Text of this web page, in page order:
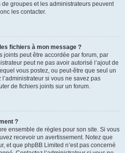
groupes et les administrateurs peuvent
les contacter.
fichiers à mon message ?
joints peut être accordée par forum, par
peut ne pas avoir autorisé l’ajout de
vous postez, ou peut-être que seul un
si vous ne savez pas
de fichiers joints sur un forum.
?
ensemble de règles pour son site. Si vous
recevoir un avertissement. Notez que
et que phpBB Limited n’est pas concerné